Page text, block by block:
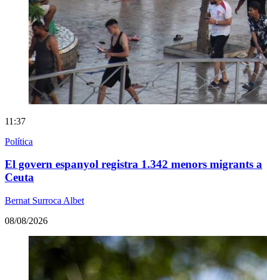
11:37
Política
El govern espanyol registra 1.342 menors migrants a
Ceuta
Bernat Surroca Albet
08/08/2026